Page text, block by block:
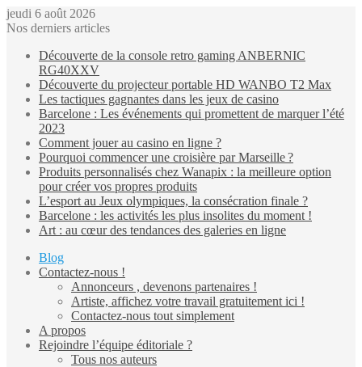
jeudi 6 août 2026
Nos derniers articles
Découverte de la console retro gaming ANBERNIC
RG40XXV
Découverte du projecteur portable HD WANBO T2 Max
Les tactiques gagnantes dans les jeux de casino
Barcelone : Les événements qui promettent de marquer l’été
2023
Comment jouer au casino en ligne ?
Pourquoi commencer une croisière par Marseille ?
Produits personnalisés chez Wanapix : la meilleure option
pour créer vos propres produits
L’esport au Jeux olympiques, la consécration finale ?
Barcelone : les activités les plus insolites du moment !
Art : au cœur des tendances des galeries en ligne
Blog
Contactez-nous !
Annonceurs , devenons partenaires !
Artiste, affichez votre travail gratuitement ici !
Contactez-nous tout simplement
A propos
Rejoindre l’équipe éditoriale ?
Tous nos auteurs